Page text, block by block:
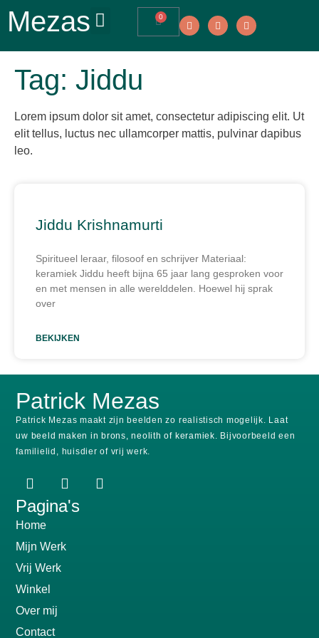
Mezas 0
Tag: Jiddu
Lorem ipsum dolor sit amet, consectetur adipiscing elit. Ut
elit tellus, luctus nec ullamcorper mattis, pulvinar dapibus
leo.
Jiddu Krishnamurti
Spiritueel leraar, filosoof en schrijver Materiaal:
keramiek Jiddu heeft bijna 65 jaar lang gesproken voor
en met mensen in alle werelddelen. Hoewel hij sprak
over
BEKIJKEN
Patrick Mezas
Patrick Mezas maakt zijn beelden zo realistisch mogelijk. Laat
uw beeld maken in brons, neolith of keramiek.
Bijvoorbeeld een
familielid, huisdier of vrij werk.
Pagina's
Home
Mijn Werk
Vrij Werk
Winkel
Over mij
Contact